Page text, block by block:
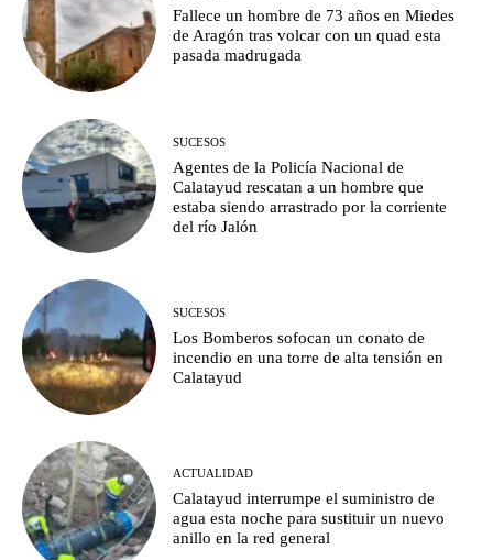
Fallece un hombre de 73 años en Miedes
de Aragón tras volcar con un quad esta
pasada madrugada
SUCESOS
Agentes de la Policía Nacional de
Calatayud rescatan a un hombre que
estaba siendo arrastrado por la corriente
del río Jalón
SUCESOS
Los Bomberos sofocan un conato de
incendio en una torre de alta tensión en
Calatayud
ACTUALIDAD
Calatayud interrumpe el suministro de
agua esta noche para sustituir un nuevo
anillo en la red general